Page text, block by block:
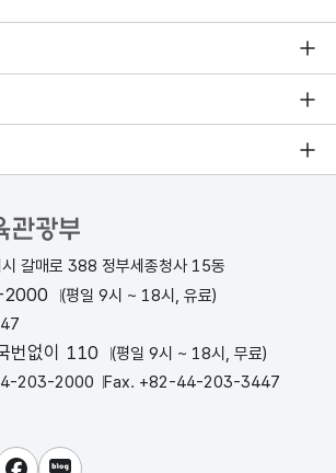
다.
물관과 미술관에서는 대표 소장품
담은 전시가 열립니다.
/ 영상편집: 오희현)
램은 공식 누리집에서 확인할 수 있
다.
갈매로 388 정부세종청사 15동
(평일 9시 ~ 18시, 유료)
번없이 110
(평일 9시 ~ 18시, 무료)
203-2000 Fax. +82-44-203-3447